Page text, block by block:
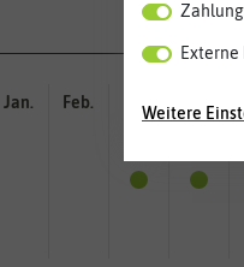
Jan. Feb. Mär. Apr.
Weitere